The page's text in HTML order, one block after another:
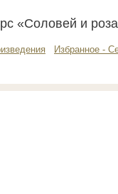
«Соловей и
Избранное -